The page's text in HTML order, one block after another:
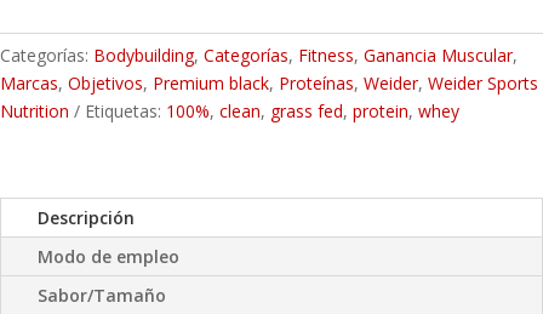
Categorías: Bodybuilding, Categorías, Fitness, Ganancia Muscular,
Marcas, Objetivos, Premium black, Proteínas, Weider, Weider Sports
Nutrition
Etiquetas: 100%, clean, grass fed, protein, whey
Descripción
Modo de empleo
Sabor/Tamaño